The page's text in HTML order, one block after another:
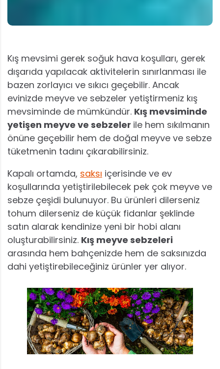
Kış mevsimi gerek soğuk hava koşulları, gerek
dışarıda yapılacak aktivitelerin sınırlanması ile
bazen zorlayıcı ve sıkıcı geçebilir. Ancak
evinizde meyve ve sebzeler yetiştirmeniz kış
mevsiminde de mümkündür. Kış mevsiminde
yetişen meyve ve sebzeler ile hem sıkılmanın
önüne geçebilir hem de doğal meyve ve sebze
tüketmenin tadını çıkarabilirsiniz.
Kapalı ortamda, saksı içerisinde ve ev
koşullarında yetiştirilebilecek pek çok meyve ve
sebze çeşidi bulunuyor. Bu ürünleri dilerseniz
tohum dilerseniz de küçük fidanlar şeklinde
satın alarak kendinize yeni bir hobi alanı
oluşturabilirsiniz. Kış meyve sebzeleri
arasında hem bahçenizde hem de saksınızda
dahi yetiştirebileceğiniz ürünler yer alıyor.